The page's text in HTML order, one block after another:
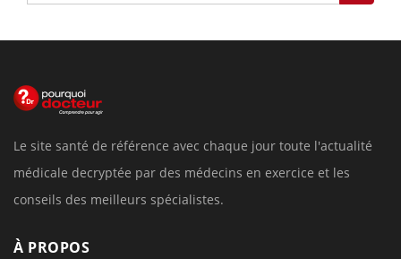
Le site santé de référence avec chaque jour toute l'actualité
médicale decryptée par des médecins en exercice et les
conseils des meilleurs spécialistes.
À PROPOS